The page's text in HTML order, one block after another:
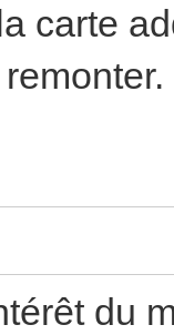
carte
du